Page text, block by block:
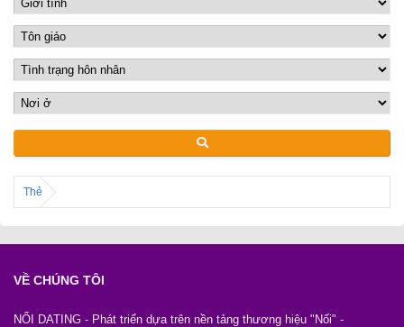
Thẻ
VỀ CHÚNG TÔI
NỐI DATING - Phát triển dựa trên nền tảng thương hiệu "Nối" -